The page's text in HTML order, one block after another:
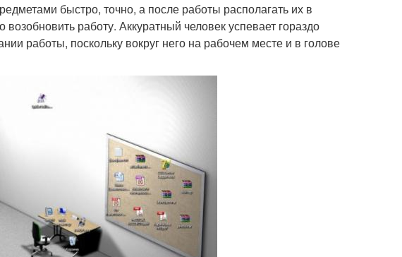
быстро, точно, а после работы располагать их в
работу. Аккуратный человек успевает гораздо
работы, поскольку вокруг него на рабочем месте и в голове